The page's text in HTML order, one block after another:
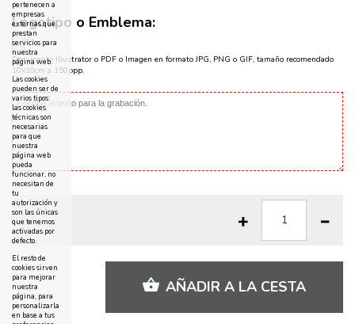
Logotipo o Emblema:
Documento Illustrator o PDF o Imagen en formato JPG, PNG o GIF, tamaño recomendado
10x10cm a 150ppp.
AÑADIR A LA CESTA
pertenecen a
empresas
externas que
prestan
servicios para
nuestra
página web.
Las cookies
pueden ser de
varios tipos:
las cookies
técnicas son
necesarias
para que
nuestra
página web
pueda
funcionar, no
necesitan de
tu
autorización y
son las únicas
que tenemos
activadas por
defecto.
El resto de
cookies sirven
para mejorar
nuestra
página, para
personalizarla
en base a tus